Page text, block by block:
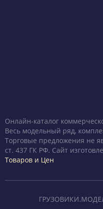
Онлайн-каталог
Весь модельный ряд,
Торговые предложения не
ст. 437 ГК РФ. Сайт
Товаров и Цен